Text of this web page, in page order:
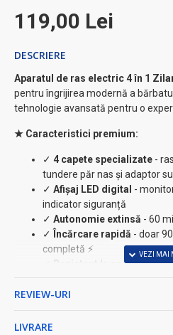
119,00 Lei
DESCRIERE
Aparatul de ras electric 4 în 1
pentru îngrijirea modernă a
tehnologie avansată pentru o
★ Caracteristici premium:
✓ 4 capete specializate -
tundere păr nas și adaptor
✓ Afișaj LED digital -
indicator siguranță
✓ Autonomie extinsă - 60
✓
Încărcare rapidă - doar
completă ⚡
Rezistent la apă IPX6-
În pachet includem:
• Aparatul principal cu 4
REVIEW-URI
LIVRARE